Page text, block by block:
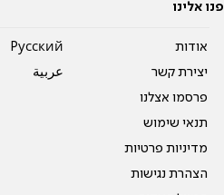
פנו אלינו
אודות
יצירת קשר
פרסמו אצלנו
תנאי שימוש
מדיניות פרטיות
הצהרת נגישות
Pусский
عربية